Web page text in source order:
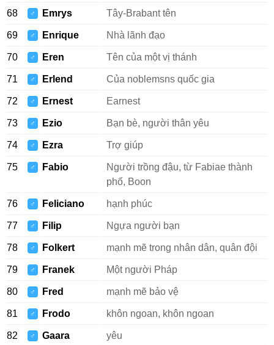
68 ♂ Emrys Tây-Brabant tên
69 ♂ Enrique Nhà lãnh đạo
70 ♂ Eren Tên của một vị thánh
71 ♂ Erlend Của noblemsns quốc gia
72 ♂ Ernest Earnest
73 ♂ Ezio Bạn bè, người thân yêu
74 ♂ Ezra Trợ giúp
75 ♂ Fabio
Người trồng đậu, từ Fabiae thành
phố, Boon
76 ♂ Feliciano hạnh phúc
77 ♂ Filip Ngựa người bạn
78 ♂ Folkert mạnh mẽ trong nhân dân, quân đội
79 ♂ Franek Một người Pháp
80 ♂ Fred mạnh mẽ bảo vệ
81 ♂ Frodo khôn ngoan, khôn ngoan
82 ♂ Gaara yêu